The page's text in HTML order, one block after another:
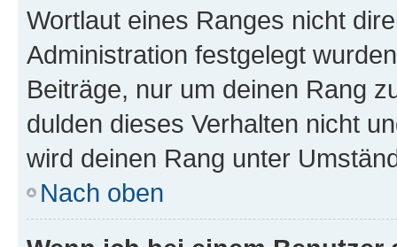
Wortlaut eines Ranges nicht
Administration festgelegt
Beiträge, nur um deinen Rang
dulden dieses Verhalten nicht
wird deinen Rang unter
Nach oben